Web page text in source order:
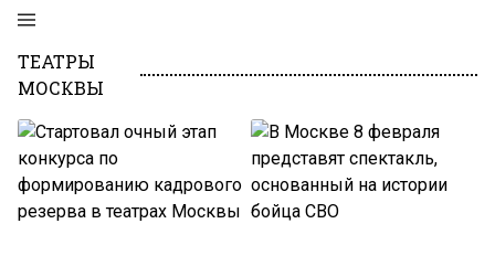
ТЕАТРЫ
МОСКВЫ